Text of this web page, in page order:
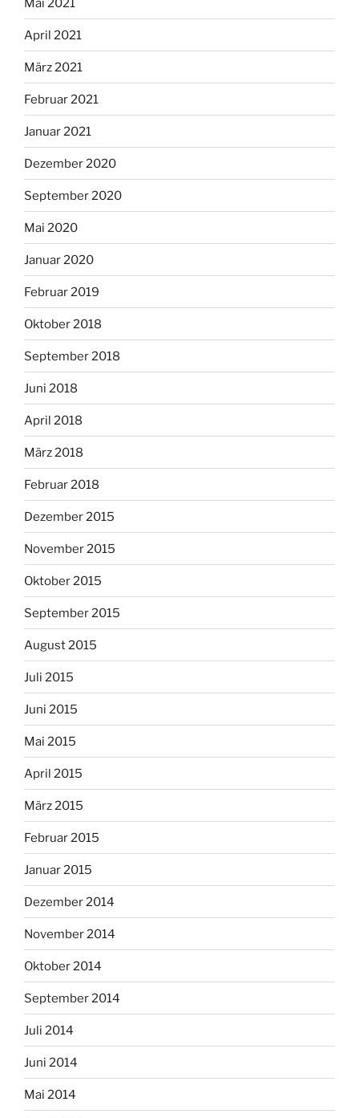
Mai 2021
April 2021
März 2021
Februar 2021
Januar 2021
Dezember 2020
September 2020
Mai 2020
Januar 2020
Februar 2019
Oktober 2018
September 2018
Juni 2018
April 2018
März 2018
Februar 2018
Dezember 2015
November 2015
Oktober 2015
September 2015
August 2015
Juli 2015
Juni 2015
Mai 2015
April 2015
März 2015
Februar 2015
Januar 2015
Dezember 2014
November 2014
Oktober 2014
September 2014
Juli 2014
Juni 2014
Mai 2014